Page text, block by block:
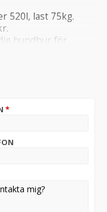
520l, last 75kg.
hundbur för
*